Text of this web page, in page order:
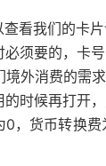
看我们的卡
须要的，卡
外消费的需
时候再打开
，货币转换费